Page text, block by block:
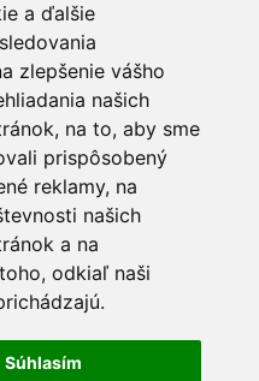
a ďalšie
zlepšenie vášho
našich
na to, aby sme
prispôsobený
reklamy, na
našich
a na
odkiaľ naši
Súhlasím